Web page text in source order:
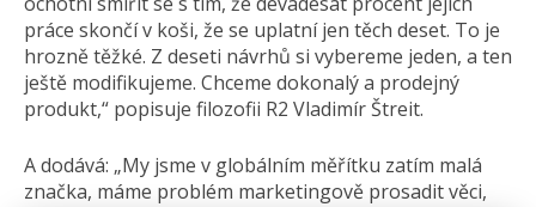
práce skončí v koši, že se uplatní jen těch deset. To je
hrozně těžké. Z deseti návrhů si vybereme jeden, a ten
ještě modifikujeme. Chceme dokonalý a prodejný
produkt,“ popisuje filozofii R2 Vladimír Štreit.
A dodává: „My jsme v globálním měřítku zatím malá
značka, máme problém marketingově prosadit věci,